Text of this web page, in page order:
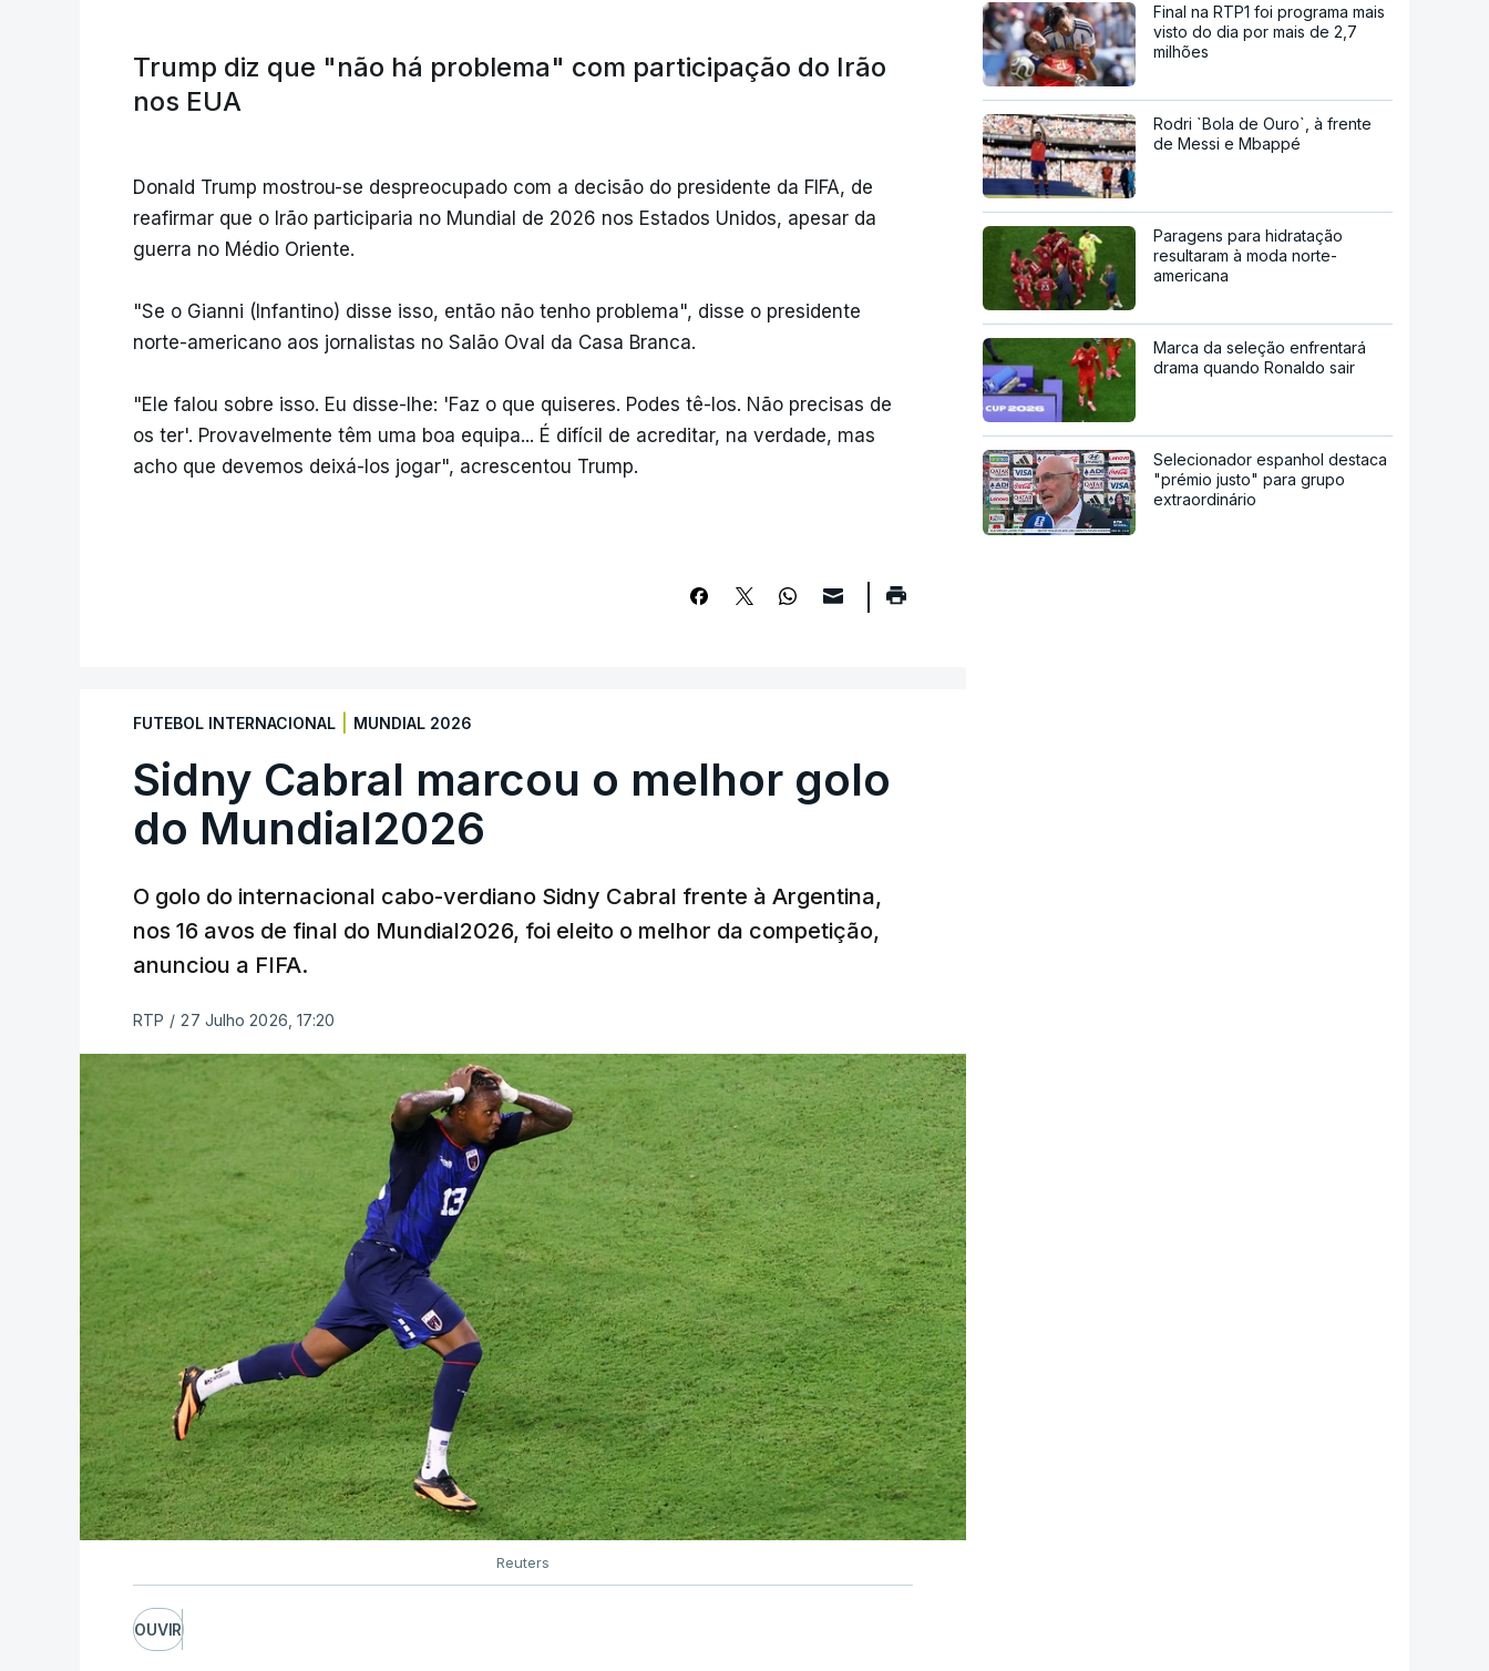
Trump diz que "não há problema" com participação do Irão
nos EUA
Donald Trump mostrou-se despreocupado com a decisão do presidente da FIFA, de
reafirmar que o Irão participaria no Mundial de 2026 nos Estados Unidos, apesar da
guerra no Médio Oriente.
"Se o Gianni (Infantino) disse isso, então não tenho problema", disse o presidente
norte-americano aos jornalistas no Salão Oval da Casa Branca.
"Ele falou sobre isso. Eu disse-lhe: 'Faz o que quiseres. Podes tê-los. Não precisas de
os ter'. Provavelmente têm uma boa equipa... É difícil de acreditar, na verdade, mas
acho que devemos deixá-los jogar", acrescentou Trump.
FUTEBOL INTERNACIONAL MUNDIAL 2026
Sidny Cabral marcou o melhor golo
do Mundial2026
O golo do internacional cabo-verdiano Sidny Cabral frente à Argentina,
nos 16 avos de final do Mundial2026, foi eleito o melhor da competição,
anunciou a FIFA.
RTP / 27 Julho 2026, 17:20
Reuters
OUVIR
Final na RTP1 foi programa mais
visto do dia por mais de 2,7
milhões
Rodri `Bola de Ouro`, à frente
de Messi e Mbappé
Paragens para hidratação
resultaram à moda norte-
americana
Marca da seleção enfrentará
drama quando Ronaldo sair
Selecionador espanhol destaca
"prémio justo" para grupo
extraordinário